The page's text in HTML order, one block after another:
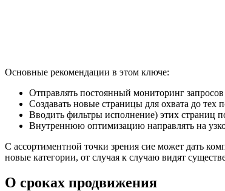
Основные рекомендации в этом ключе:
Отправлять постоянный мониторинг
Создавать новые страницы для охвата до тех
Вводить фильтры исполнение) этих страниц
Внутреннюю оптимизацию направлять на
С ассортиментной точки зрения сие может дать
новые категории, от случая к случаю видят
О сроках продвижения